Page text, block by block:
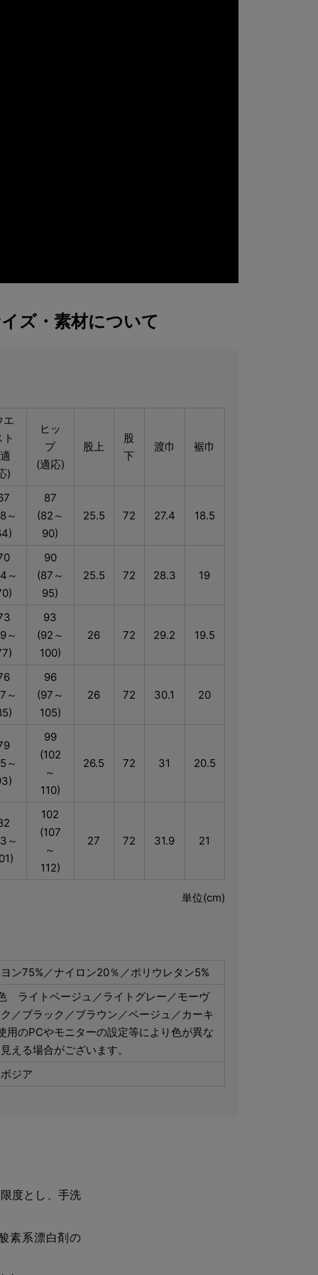
ズ・素材について
エ
ト
)
ヒッ
プ
(適応)
股上
股
下
渡巾 裾巾
～
87
(82～
90)
25.5 72 27.4 18.5
～
90
(87～
95)
25.5 72 28.3 19
～
93
(92～
100)
26 72 29.2 19.5
～
96
(97～
105)
26 72 30.1 20
～
99
(102
～
110)
26.5 72 31 20.5
～
102
(107
～
112)
27 72 31.9 21
単位(cm)
ン75%／ナイロン20％／ポリウレタン5%
ライトベージュ／ライトグレー／モーヴ
／ブラック／ブラウン／ベージュ／カーキ
用のPCやモニターの設定等により色が異な
える場合がございます。
ジア
度とし、手洗
素系漂白剤の